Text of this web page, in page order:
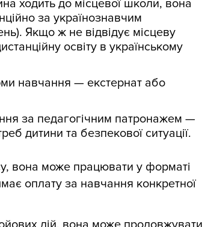
ходить до місцевої школи, вона
за українознавчим
Якщо ж не відвідує місцеву
освіту в українському
навчання — екстернат або
за педагогічним патронажем —
дитини та безпекової ситуації.
вона може працювати у форматі
оплату за навчання конкретної